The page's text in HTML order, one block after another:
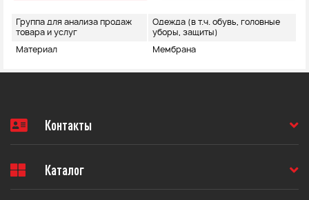
Группа для анализа продаж
товара и услуг
Одежда (в т.ч. обувь, головные
уборы, защиты)
Материал Мембрана
Контакты
Каталог